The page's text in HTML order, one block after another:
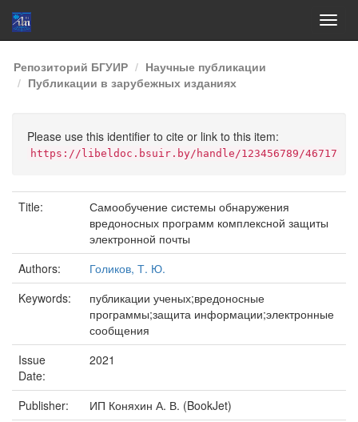
Skip
navigation
Репозиторий БГУИР
Научные публикации
Публикации в зарубежных изданиях
Please use this identifier to cite or link to this item:
https://libeldoc.bsuir.by/handle/123456789/46717
Title:
Самообучение системы обнаружения
вредоносных программ комплексной защиты
электронной почты
Authors:
Голиков, Т. Ю.
Keywords:
публикации ученых;вредоносные
программы;защита информации;электронные
сообщения
Issue
Date:
2021
Publisher:
ИП Коняхин А. В. (BookJet)